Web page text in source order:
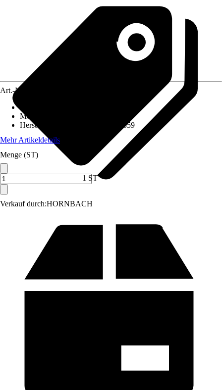
Verkauf durch:HORNBACH
Art.-Nr.
Montageart
Herstellerartikelnummer
587629559
Mehr Artikeldetails
Menge (ST)
1 ST